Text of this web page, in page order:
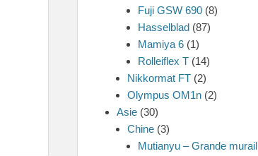
Fuji GSW 690 (8)
Hasselblad (87)
Mamiya 6 (1)
Rolleiflex T (14)
Nikkormat FT (2)
Olympus OM1n (2)
Asie (30)
Chine (3)
Mutianyu – Grande